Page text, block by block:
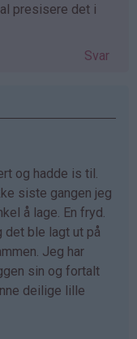
presisere det i
Svar
og hadde is til.
siste gangen jeg
å lage. En fryd.
det ble lagt ut på
Jeg har
sin og fortalt
deilige lille